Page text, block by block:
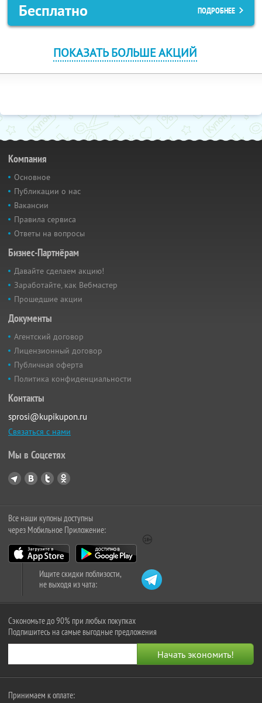
Бесплатно ПОДРОБНЕЕ
ПОКАЗАТЬ БОЛЬШЕ АКЦИЙ
Компания
Основное
Публикации о нас
Вакансии
Правила сервиса
Ответы на вопросы
Бизнес-Партнёрам
Давайте сделаем акцию!
Заработайте, как Вебмастер
Прошедшие акции
Документы
Агентский договор
Лицензионный договор
Публичная оферта
Политика конфиденциальности
Контакты
sprosi@kupikupon.ru
Связаться с нами
Мы в Соцсетях
Все наши купоны доступны
через Мобильное Приложение:
Ищите скидки поблизости,
не выходя из чата:
Сэкономьте до 90% при любых покупках
Подпишитесь на самые выгодные предложения
Принимаем к оплате: